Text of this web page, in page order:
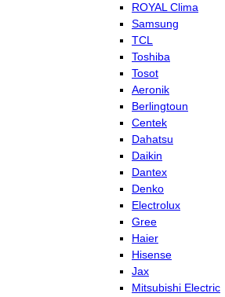
ROYAL Clima
Samsung
TCL
Toshiba
Tosot
Aeronik
Berlingtoun
Centek
Dahatsu
Daikin
Dantex
Denko
Electrolux
Gree
Haier
Hisense
Jax
Mitsubishi Electric